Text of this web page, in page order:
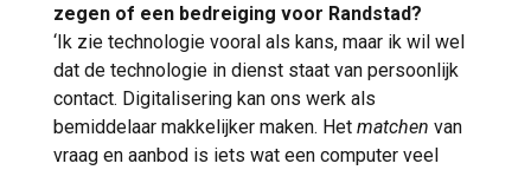
zegen of een bedreiging voor Randstad?
‘Ik zie technologie vooral als kans, maar ik wil wel
dat de technologie in dienst staat van persoonlijk
contact. Digitalisering kan ons werk als
bemiddelaar makkelijker maken. Het matchen van
vraag en aanbod is iets wat een computer veel